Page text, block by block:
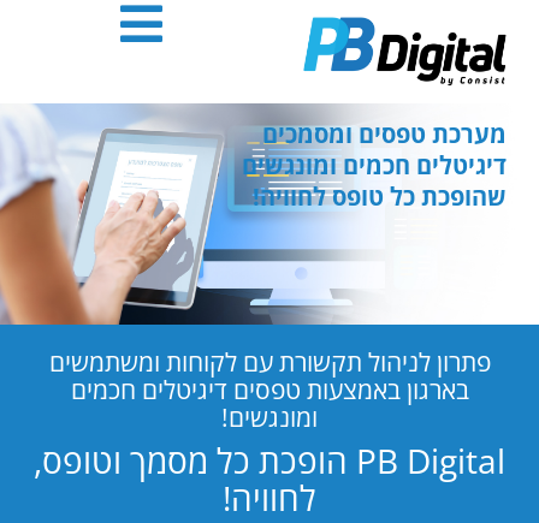
אנטר
מערכת טפסים ומסמכים
דיגיטלים חכמים ומונגשים
שהופכת כל טופס לחוויה!
פתרון לניהול תקשורת עם לקוחות ומשתמשים
בארגון באמצעות טפסים דיגיטלים חכמים
ומונגשים!
PB Digital הופכת כל מסמך וטופס,
לחוויה!